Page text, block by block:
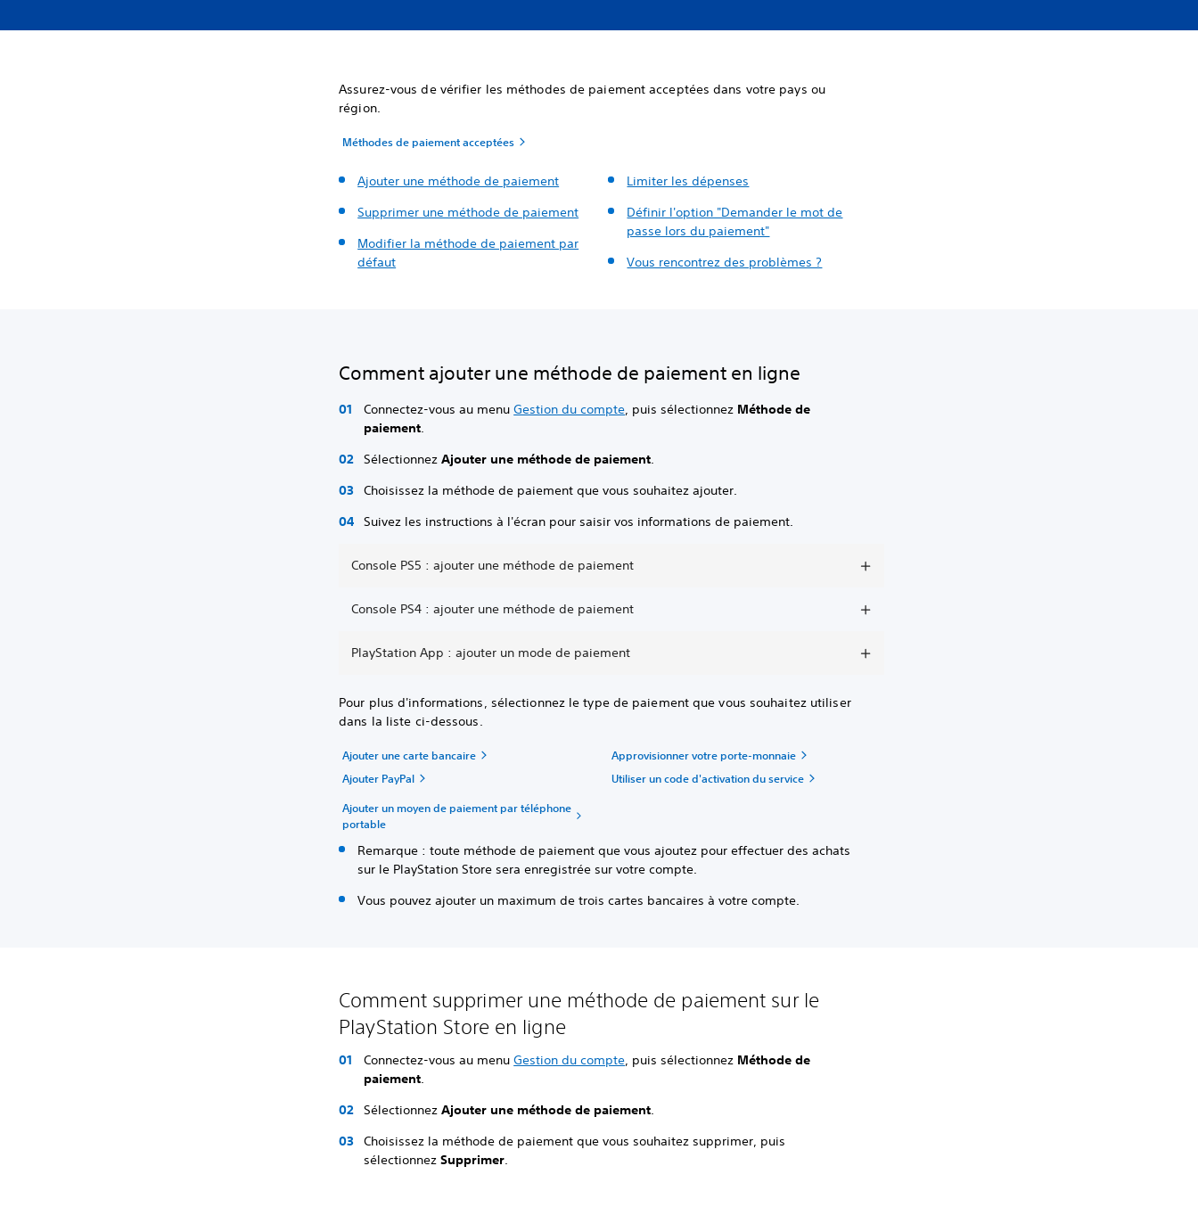
Assurez-vous de vérifier les méthodes de paiement acceptées dans votre pays ou
région.
Méthodes de paiement acceptées
Ajouter une méthode de paiement
Supprimer une méthode de paiement
Modifier la méthode de paiement par
défaut
Limiter les dépenses
Définir l'option "Demander le mot de
passe lors du paiement"
Vous rencontrez des problèmes ?
Comment ajouter une méthode de paiement en ligne
Connectez-vous au menuGestion du compte, puis sélectionnez Méthode de
paiement.
SélectionnezAjouter une méthode de paiement.
Choisissez la méthode de paiement que vous souhaitez ajouter.
Suivez les instructions à l'écran pour saisir vos informations de paiement.
Console PS5 : ajouter une méthode de paiement
Console PS4 : ajouter une méthode de paiement
PlayStation App : ajouter un mode de paiement
Pour plus d'informations, sélectionnez le type de paiement que vous souhaitez utiliser
dans la liste ci-dessous.
Ajouter une carte bancaire
Ajouter PayPal
Ajouter un moyen de paiement par téléphone
portable
Approvisionner votre porte-monnaie
Utiliser un code d'activation du service
Remarque : toute méthode de paiement que vous ajoutez pour effectuer des achats
sur le PlayStation Store sera enregistrée sur votre compte.
Vous pouvez ajouter un maximum de trois cartes bancaires à votre compte.
Comment supprimer une méthode de paiement sur le
PlayStation Store en ligne
Connectez-vous au menuGestion du compte, puis sélectionnez Méthode de
paiement.
SélectionnezAjouter une méthode de paiement.
Choisissez la méthode de paiement que vous souhaitez supprimer, puis
sélectionnezSupprimer.